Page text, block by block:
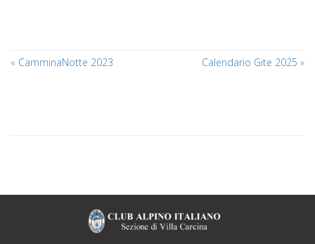
« CamminaNotte 2023 Calendario Gite 2025 »